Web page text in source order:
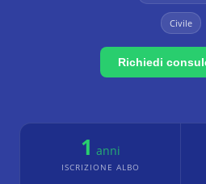
Civile
Richiedi
1 anni
ISCRIZIONE ALBO